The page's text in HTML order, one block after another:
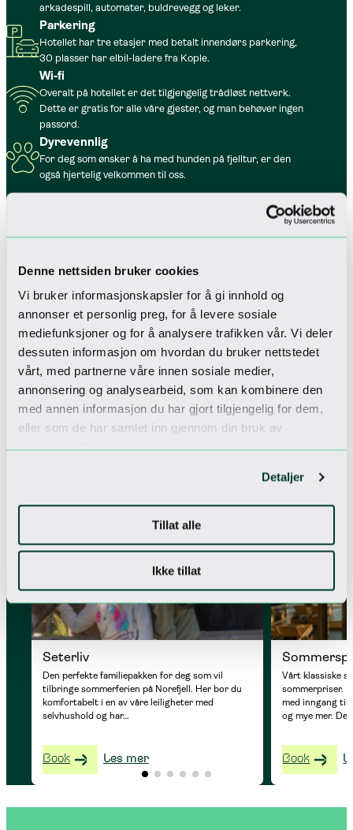
Denne nettsiden bruker cookies
Vi bruker informasjonskapsler for å gi innhold og
annonser et personlig preg, for å levere sosiale
mediefunksjoner og for å analysere trafikken vår. Vi deler
dessuten informasjon om hvordan du bruker nettstedet
vårt, med partnerne våre innen sosiale medier,
annonsering og analysearbeid, som kan kombinere den
med annen informasjon du har gjort tilgjengelig for dem,
eller som de har samlet inn gjennom din bruk av
tjenestene deres.
Detaljer
Tillat alle
Ikke tillat
arkadespill, automater, buldrevegg og leker.
Parkering
Hotellet har tre etasjer med betalt innendørs parkering,
30 plasser har elbil-ladere fra Kople.
Wi-fi
Overalt på hotellet er det tilgjengelig trådløst nettverk.
Dette er gratis for alle våre gjester, og man behøver ingen
passord.
Dyrevennlig
For deg som ønsker å ha med hunden på fjelltur, er den
også hjertelig velkommen til oss.
Flere pakker
Se vårt utvalg av pakker
Seterliv
Den perfekte familiepakken for deg som vil
tilbringe sommerferien på Norefjell. Her bor du
komfortabelt i en av våre leiligheter med
selvhushold og har…
Book Les mer
Vårt klassiske
sommerpriser.
med inngang til
og mye mer.
Book